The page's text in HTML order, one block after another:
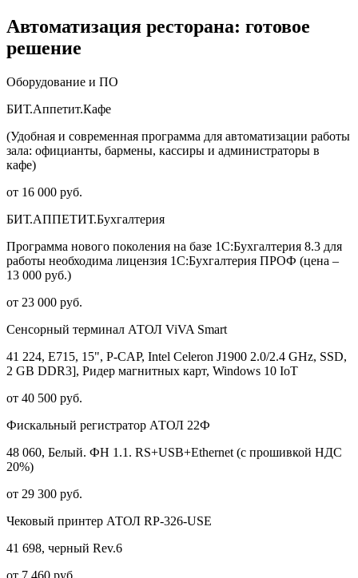
Автоматизация ресторана: готовое
решение
Оборудование и ПО
БИТ.Аппетит.Кафе
(Удобная и современная программа для автоматизации работы
зала: официанты, бармены, кассиры и администраторы в
кафе)
от 16 000 руб.
БИТ.АППЕТИТ.Бухгалтерия
Программа нового поколения на базе 1С:Бухгалтерия 8.3 для
работы необходима лицензия 1С:Бухгалтерия ПРОФ (цена –
13 000 руб.)
от 23 000 руб.
Сенсорный терминал АТОЛ ViVA Smart
41 224, E715, 15", P-CAP, Intel Celeron J1900 2.0/2.4 GHz, SSD,
2 GB DDR3], Ридер магнитных карт, Windows 10 IoT
от 40 500 руб.
Фискальный регистратор АТОЛ 22Ф
48 060, Белый. ФН 1.1. RS+USB+Ethernet (с прошивкой НДС
20%)
от 29 300 руб.
Чековый принтер АТОЛ RP-326-USE
41 698, черный Rev.6
от 7 460 руб.